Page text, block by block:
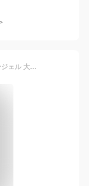
YOUR WSIH 敏感肌 赤ちゃん オールインワンジェル 大容量（約4カ月分） ポンプ 肌荒れを防ぐ 全身使える 無添加 無香料 高保湿 専門家監修 ナノリポソーム セラミド贅沢配合